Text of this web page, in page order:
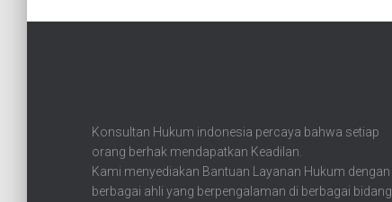
Konsultan Hukum indonesia percaya bahwa setiap
orang berhak mendapatkan Keadilan.
Kami menyediakan Bantuan Layanan Hukum dengan
berbagai ahli yang berpengalaman di berbagai bidang